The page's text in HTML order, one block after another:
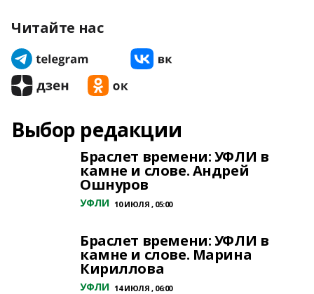
Читайте нас
Выбор редакции
Браслет времени: УФЛИ в
камне и слове. Андрей
Ошнуров
УФЛИ 10 ИЮЛЯ , 05:00
Браслет времени: УФЛИ в
камне и слове. Марина
Кириллова
УФЛИ 14 ИЮЛЯ , 06:00